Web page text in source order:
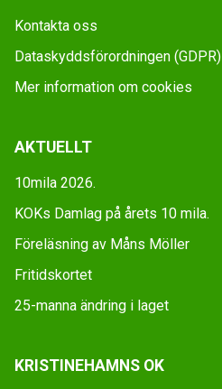
Kontakta oss
Dataskyddsförordningen (GDPR)
Mer information om cookies
AKTUELLT
10mila 2026.
KOKs Damlag på årets 10 mila.
Föreläsning av Måns Möller
Fritidskortet
25-manna ändring i laget
KRISTINEHAMNS OK